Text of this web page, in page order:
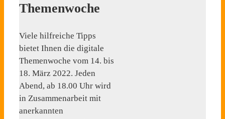
Themenwoche
Viele hilfreiche Tipps
bietet Ihnen die digitale
Themenwoche vom 14. bis
18. März 2022. Jeden
Abend, ab 18.00 Uhr wird
in Zusammenarbeit mit
anerkannten